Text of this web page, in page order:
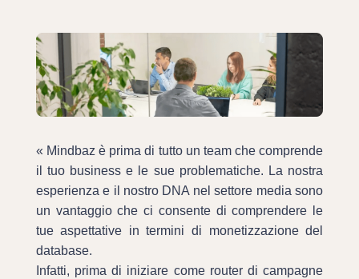
« Mindbaz è prima di tutto un team che comprende
il tuo business e le sue problematiche. La nostra
esperienza e il nostro DNA nel settore media sono
un vantaggio che ci consente di comprendere le
tue aspettative in termini di monetizzazione del
database.
Infatti, prima di iniziare come router di campagne